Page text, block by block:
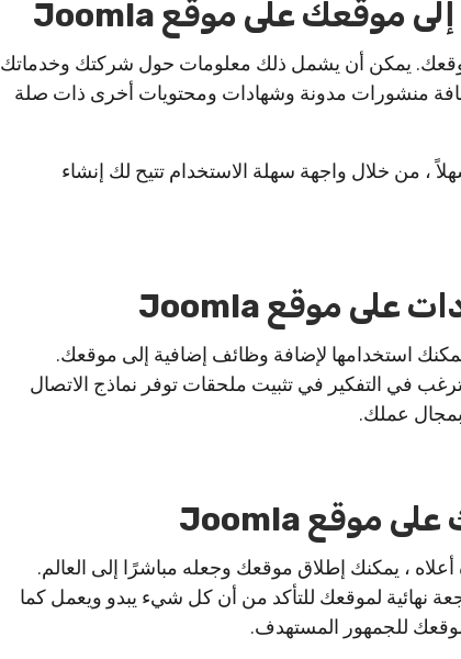
يمكن أن يشمل ذلك معلومات حول شركتك وخدماتك
منشورات مدونة وشهادات ومحتويات أخرى ذات صلة
، من خلال واجهة سهلة الاستخدام تتيح لك إنشاء
استخدامها لإضافة وظائف إضافية إلى موقعك.
في التفكير في تثبيت ملحقات توفر نماذج الاتصال
بمجال عملك.
، يمكنك إطلاق موقعك وجعله مباشرًا إلى العالم.
نهائية لموقعك للتأكد من أن كل شيء يبدو ويعمل كما
للجمهور المستهدف.